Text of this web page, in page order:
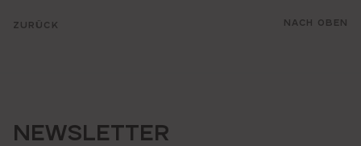
ZURÜCK NACH OBEN
NEWSLETTER